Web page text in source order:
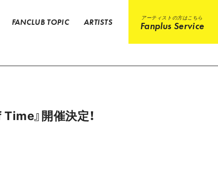
FANCLUB TOPIC ARTISTS アーティストの方はこちら
Fanplus Service
』開催決定！